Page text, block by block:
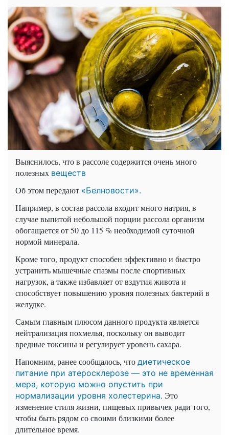
Выяснилось, что в рассоле содержится очень много
полезных веществ
Об этом передают «Белновости».
Например, в состав рассола входит много натрия, в
случае выпитой небольшой порции рассола организм
обогащается от 50 до 115 % необходимой суточной
нормой минерала.
Кроме того, продукт способен эффективно и быстро
устранить мышечные спазмы после спортивных
нагрузок, а также избавляет от вздутия живота и
способствует повышению уровня полезных бактерий в
желудке.
Самым главным плюсом данного продукта является
нейтрализация похмелья, поскольку он выводит
вредные токсины и регулирует уровень сахара.
Напомним, ранее сообщалось, что диетическое
питание при атеросклерозе — это не временная
мера, которую можно опустить при
нормализации уровня холестерина. Это
изменение стиля жизни, пищевых привычек ради того,
чтобы быть рядом со своими близкими более
длительное время.